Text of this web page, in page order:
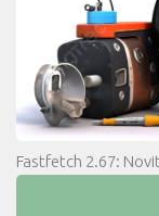
Fastfetch 2.67: